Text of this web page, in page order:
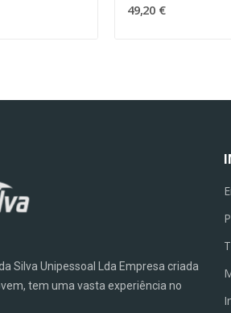
49,20 €
Silva Unipessoal Lda Empresa criada
tem uma vasta experiência no